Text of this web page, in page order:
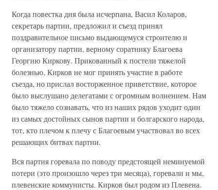
Когда повестка дня была исчерпана, Васил Коларов,
секретарь партии, предложил и съезд принял
поздравительное письмо выдающемуся строителю и
организатору партии, верному соратнику Благоева
Георгию Киркову. Прикованный к постели тяжелой
болезнью, Кирков не мог принять участие в работе
съезда, но прислал восторженное приветствие, которое
было выслушано делегатами с огромным волнением. Нам
было тяжело сознавать, что из наших рядов уходит один
из самых достойных сынов партии и болгарского народа,
тот, кто плечом к плечу с Благоевым участвовал во всех
решающих битвах партии.
Вся партия горевала по поводу предстоящей неминуемой
потери (это произошло через три месяца), горевали и мы,
плевенские коммунисты. Кирков был родом из Плевена.